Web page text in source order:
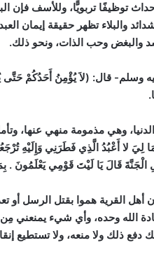
توظيفًا تربويًّا، وللأسف
والبلاء تظهر حقيقة إيمان
والبغض وحب الذات، ونحو ذلك.
وسلم- قال: (لاَ يُؤْمِنُ أَحَدُكُمْ
وهي مذمومة منهي عنها،
لِيَ لا أَعْبُدُ الَّذِي فَطَرَنِي وَإِلَيْهِ
قَالَ يَا لَيْتَ قَوْمِي يَعْلَمُونَ .
هموا بقتل الرسل أو
الله وحده، وأي شيء يمنعني
دفع ذلك ولا منعه، ولا تستطيع